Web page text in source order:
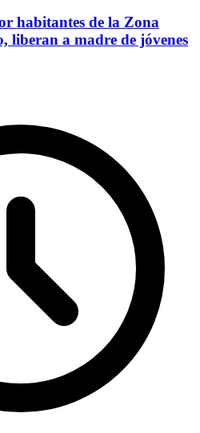
habitantes de la Zona
liberan a madre de jóvenes